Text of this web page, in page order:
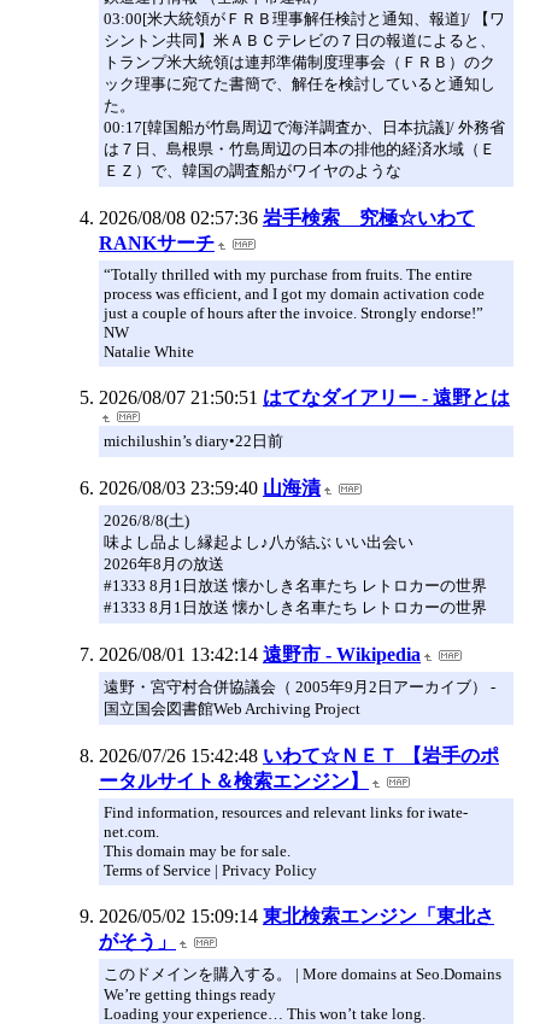
03:00[米大統領がＦＲＢ理事解任検討と通知、報道]/ 【ワ
シントン共同】米ＡＢＣテレビの７日の報道によると、
トランプ米大統領は連邦準備制度理事会（ＦＲＢ）のク
ック理事に宛てた書簡で、解任を検討していると通知し
た。
00:17[韓国船が竹島周辺で海洋調査か、日本抗議]/ 外務省
は７日、島根県・竹島周辺の日本の排他的経済水域（Ｅ
ＥＺ）で、韓国の調査船がワイヤのような
2026/08/08 02:57:36 岩手検索 究極☆いわて
RANKサーチ
“Totally thrilled with my purchase from fruits. The entire
process was efficient, and I got my domain activation code
just a couple of hours after the invoice. Strongly endorse!”
NW
Natalie White
2026/08/07 21:50:51 はてなダイアリー - 遠野とは
michilushin’s diary•22日前
2026/08/03 23:59:40 山海漬
2026/8/8(土)
味よし品よし縁起よし♪八が結ぶ いい出会い
2026年8月の放送
#1333 8月1日放送 懐かしき名車たち レトロカーの世界
#1333 8月1日放送 懐かしき名車たち レトロカーの世界
2026/08/01 13:42:14 遠野市 - Wikipedia
遠野・宮守村合併協議会（ 2005年9月2日アーカイブ） -
国立国会図書館Web Archiving Project
2026/07/26 15:42:48 いわて☆ＮＥＴ 【岩手のポ
ータルサイト＆検索エンジン】
Find information, resources and relevant links for iwate-
net.com.
This domain may be for sale.
Terms of Service | Privacy Policy
2026/05/02 15:09:14 東北検索エンジン「東北さ
がそう」
このドメインを購入する。 | More domains at Seo.Domains
We’re getting things ready
Loading your experience… This won’t take long.